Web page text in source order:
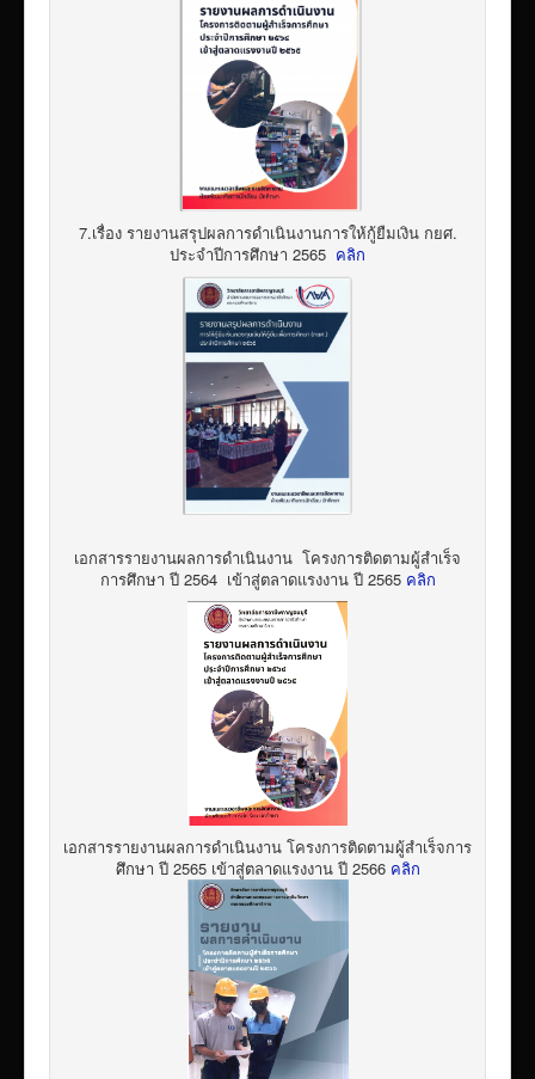
7.เรื่อง รายงานสรุปผลการดำเนินงานการให้กู้ยืมเงิน กยศ.
ประจำปีการศึกษา 2565 คลิก
เอกสารรายงานผลการดำเนินงาน โครงการติดตามผู้สำเร็จ
การศึกษา ปี 2564 เข้าสู่ตลาดแรงงาน ปี 2565 คลิก
เอกสารรายงานผลการดำเนินงาน โครงการติดตามผู้สำเร็จการ
ศึกษา ปี 2565 เข้าสู่ตลาดแรงงาน ปี 2566 คลิก